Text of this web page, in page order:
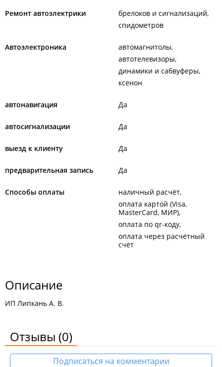
Ремонт автоэлектрики
брелоков и сигнализаций
спидометров
Автоэлектроника
автомагнитолы
автотелевизоры
динамики и сабвуферы
ксенон
автонавигация Да
автосигнализации Да
выезд к клиенту Да
предварительная запись Да
Способы оплаты
наличный расчёт
оплата картой (Visa,
MasterCard, МИР)
оплата по qr-коду
оплата через расчётный
счёт
Описание
ИП Липкань А. В.
Отзывы (0)
Подписаться на комментарии